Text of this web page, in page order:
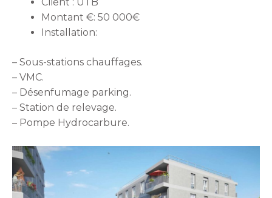
Client : UTB
Montant €: 50 000€
Installation:
– Sous-stations chauffages.
– VMC.
– Désenfumage parking.
– Station de relevage.
– Pompe Hydrocarbure.